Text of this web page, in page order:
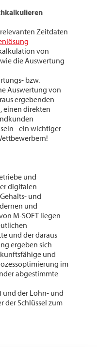
Zeitdaten
von
die Auswertung
bzw.
Auswertung von
ergebenden
einen direkten
- ein wichtiger
und
digitalen
und
und
M-SOFT liegen
und der daraus
ergeben sich
und
im
abgestimmte
und der Lohn- und
der Schlüssel zum